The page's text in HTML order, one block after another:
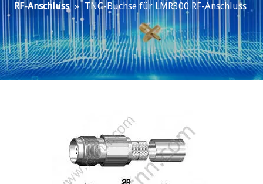
RF-Anschluss » TNC-Buchse für LMR300 RF-Anschluss